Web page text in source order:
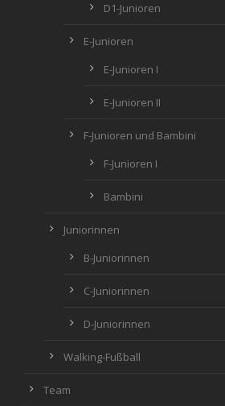
D1-Junioren
E-Junioren
E-Junioren I
E-Junioren II
F-Junioren und Bambini
F-Junioren I
Bambini
Juniorinnen
B-Juniorinnen
C-Juniorinnen
D-Juniorinnen
Walking-Fußball
Team